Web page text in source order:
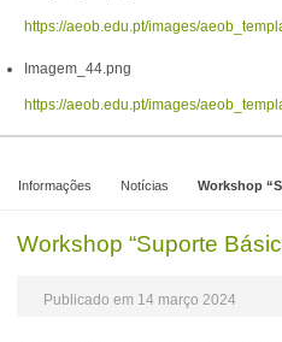
https://aeob.edu.pt/images/
Imagem_44.png
https://aeob.edu.pt/images/
Informações Notícias Workshop
Workshop “Suporte
Publicado em 14 março 2024